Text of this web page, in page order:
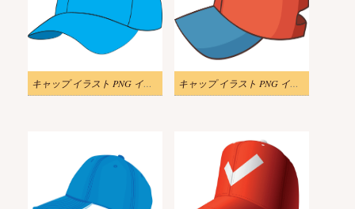
キャップ イラスト PNG イメージ キャップ イラスト PNG イメージ 2